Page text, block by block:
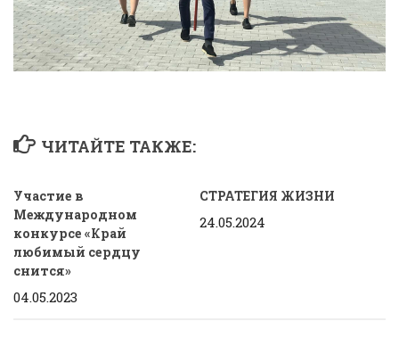
ЧИТАЙТЕ ТАКЖЕ:
Участие в
Международном
конкурсе «Край
любимый сердцу
снится»
04.05.2023
СТРАТЕГИЯ ЖИЗНИ
24.05.2024